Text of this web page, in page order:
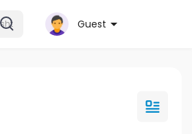
Guest